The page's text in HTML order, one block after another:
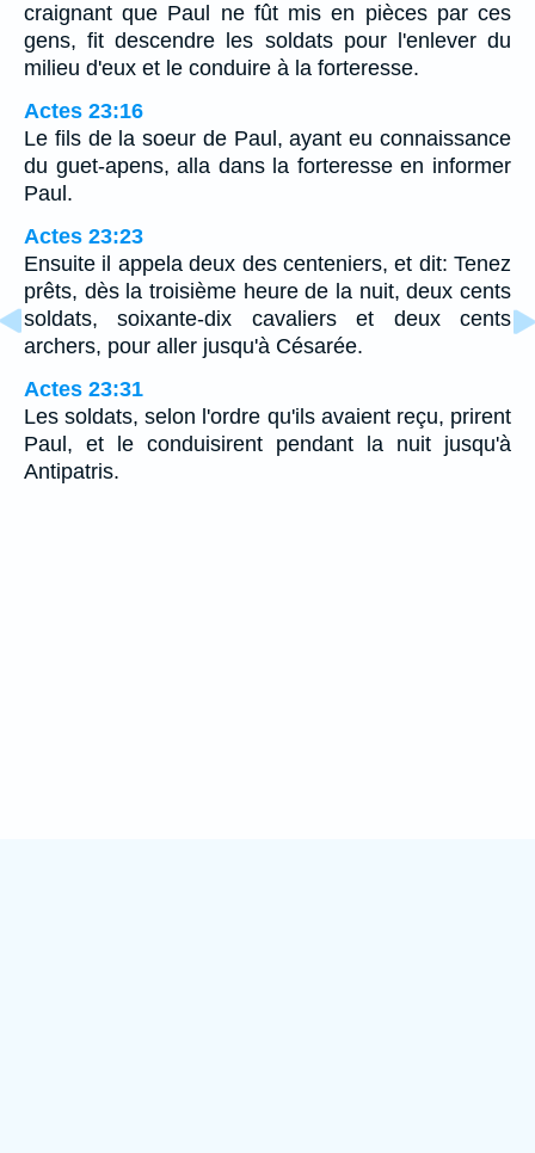
craignant que Paul ne fût mis en pièces par ces
gens, fit descendre les soldats pour l'enlever du
milieu d'eux et le conduire à la forteresse.
Actes 23:16
Le fils de la soeur de Paul, ayant eu connaissance
du guet-apens, alla dans la forteresse en informer
Paul.
Actes 23:23
Ensuite il appela deux des centeniers, et dit: Tenez
prêts, dès la troisième heure de la nuit, deux cents
soldats, soixante-dix cavaliers et deux cents
archers, pour aller jusqu'à Césarée.
Actes 23:31
Les soldats, selon l'ordre qu'ils avaient reçu, prirent
Paul, et le conduisirent pendant la nuit jusqu'à
Antipatris.